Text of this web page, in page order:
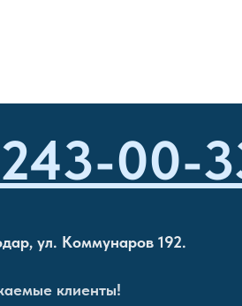
00-
ул. Коммунаров 192.
клиенты!